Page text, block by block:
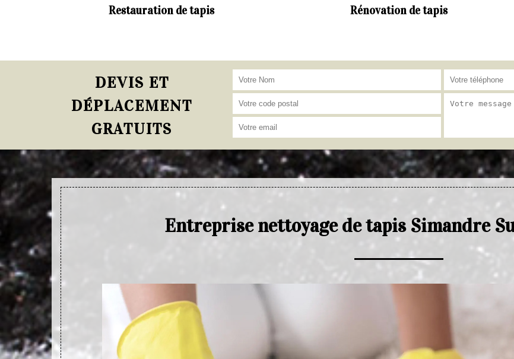
Restauration de tapis Rénovation de tapis
DEVIS ET
DÉPLACEMENT
GRATUITS
Entreprise nettoyage de tapis Simandre